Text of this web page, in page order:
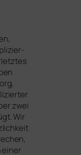
zwei
Wir
einer